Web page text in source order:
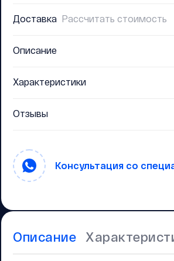
Описание
Доставка Рассчитать стоимость
Описание
Характеристики
Отзывы
Консультация со